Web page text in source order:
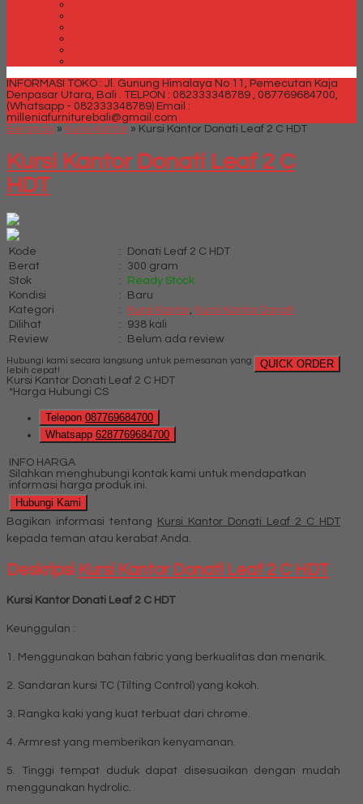
INFORMASI TOKO : Jl. Gunung Himalaya No 11, Pemecutan Kaja
Denpasar Utara, Bali . TELPON : 082333348789 , 087769684700,
(Whatsapp - 082333348789) Email :
milleniafurniturebali@gmail.com
Beranda » Kursi Kantor » Kursi Kantor Donati Leaf 2 C HDT
Kursi Kantor Donati Leaf 2 C
HDT
Kode :
Donati Leaf 2 C HDT
Berat
:
300 gram
Stok
:
Ready Stock
Kondisi
:
Baru
Kategori
: Kursi Kantor, Kursi Kantor Donati
Dilihat
:
938 kali
Review
: Belum ada review
QUICK ORDER
Hubungi kami secara langsung untuk pemesanan yang
lebih cepat!
Kursi Kantor Donati Leaf 2 C HDT
*Harga Hubungi CS
Telepon 087769684700
Whatsapp 6287769684700
INFO HARGA
Silahkan menghubungi kontak kami untuk mendapatkan
informasi harga produk ini.
Hubungi Kami
Bagikan informasi tentang Kursi Kantor Donati Leaf 2 C HDT
kepada teman atau kerabat Anda.
Deskripsi Kursi Kantor Donati Leaf 2 C HDT
Kursi Kantor Donati Leaf 2 C HDT
Keunggulan :
1. Menggunakan bahan fabric yang berkualitas dan menarik.
2. Sandaran kursi TC (Tilting Control) yang kokoh.
3. Rangka kaki yang kuat terbuat dari chrome.
4. Armrest yang memberikan kenyamanan.
5. Tinggi tempat duduk dapat disesuaikan dengan mudah
menggunakan hydrolic.